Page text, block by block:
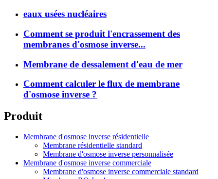
eaux usées nucléaires
Comment se produit l'encrassement des
membranes d'osmose inverse...
Membrane de dessalement d'eau de mer
Comment calculer le flux de membrane
d'osmose inverse ?
Produit
Membrane d'osmose inverse résidentielle
Membrane résidentielle standard
Membrane d'osmose inverse personnalisée
Membrane d'osmose inverse commerciale
Membrane d'osmose inverse commerciale standard